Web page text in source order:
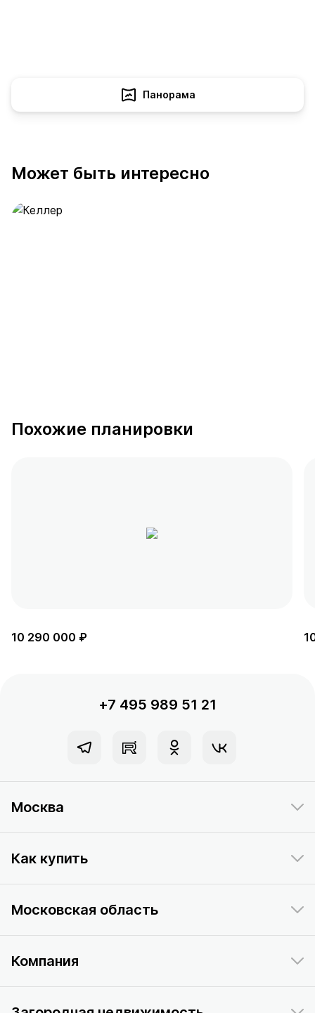
Панорама
Может быть интересно
Похожие планировки
10 290 000 ₽
+7 495 989 51 21
Москва
Как купить
Московская область
Компания